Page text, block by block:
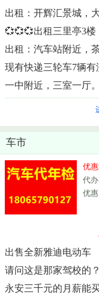
💞💞💞出租三里亭3楼
现有快递三轮车7辆
一中附近，三室一厅。
车市
优
代
优
出售全新雅迪电动车
请问这是那家驾校的
永安三千元的月薪能